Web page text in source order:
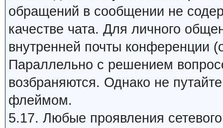
обращений в сообщении не
качестве чата. Для личного
внутренней почты конференции
Параллельно с решением
возбраняются. Однако не
флеймом.
5.17. Любые проявления